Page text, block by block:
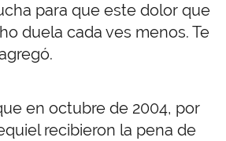
para que este dolor que
duela cada ves menos. Te
en octubre de 2004, por
recibieron la pena de